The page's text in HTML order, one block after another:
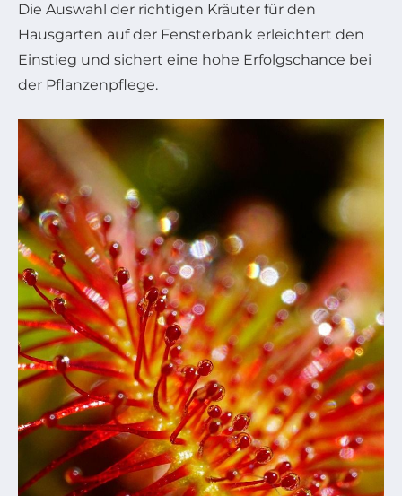
Die Auswahl der richtigen Kräuter für den
Hausgarten auf der Fensterbank erleichtert den
Einstieg und sichert eine hohe Erfolgschance bei
der Pflanzenpflege.